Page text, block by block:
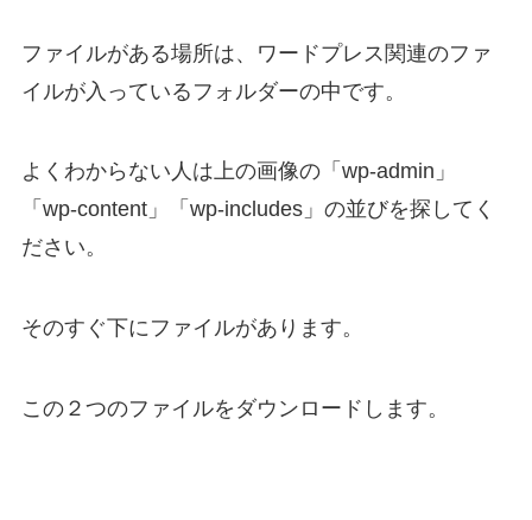
ファイルがある場所は、ワードプレス関連のファ
イルが入っているフォルダーの中です。
よくわからない人は上の画像の「wp-admin」
「wp-content」「wp-includes」の並びを探してく
ださい。
そのすぐ下にファイルがあります。
この２つのファイルをダウンロードします。